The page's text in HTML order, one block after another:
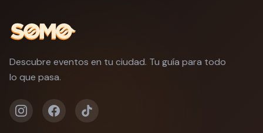
Descubre eventos en tu ciudad. Tu guía para todo
lo que pasa.